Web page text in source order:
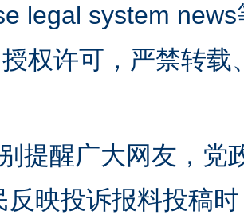
legal system
权许可，严禁转
提醒广大网友，党
反映投诉报料投稿